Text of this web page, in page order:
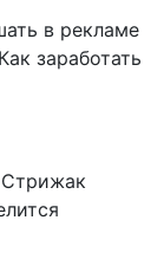
в рекламе
заработать